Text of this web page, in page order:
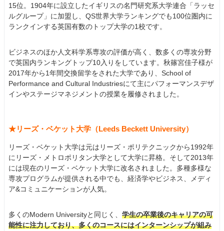
15位。1904年に設立したイギリスの名門研究系大学連合「ラッセ
ルグループ」に加盟し、QS世界大学ランキングでも100位圏内に
ランクインする英国有数のトップ大学の1校です。
ビジネスのほか人文科学系専攻の評価が高く、数多くの専攻分野
で英国内ランキングトップ10入りをしています。秋篠宮佳子様が
2017年から1年間交換留学をされた大学であり、School of
Performance and Cultural Industriesにて主にパフォーマンスデザ
インやステージマネジメントの授業を履修されました。
★リーズ・ベケット大学（Leeds Beckett University）
リーズ・ベケット大学は元はリーズ・ポリテクニックから1992年
にリーズ・メトロポリタン大学として大学に昇格。そして2013年
には現在のリーズ・ベケット大学に改名されました。多種多様な
専攻プログラムが提供される中でも、経済学やビジネス、メディ
ア&コミュニケーションが人気。
多くのModern Universityと同じく、 学生の卒業後のキャリアの可
能性に注力しており、多くのコースにはインターンシップが組み